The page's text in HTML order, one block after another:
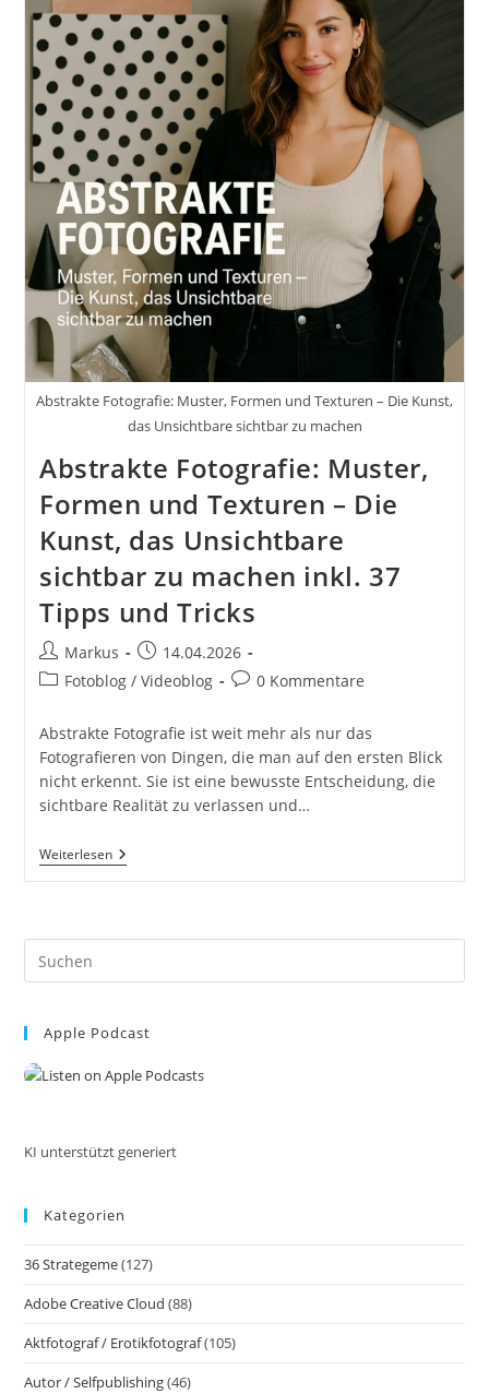
Für
DIY-
Fotoprojekte
Abstrakte Fotografie: Muster, Formen und Texturen – Die Kunst,
das Unsichtbare sichtbar zu machen
Abstrakte Fotografie: Muster,
Formen und Texturen – Die
Kunst, das Unsichtbare
sichtbar zu machen inkl. 37
Tipps und Tricks
Beitrags-
Autor:
Markus
Beitrag
veröffentlicht:
14.04.2026
Beitrags-
Fotoblog / Videoblog
Beitrags-
0 Kommentare
Abstrakte Fotografie ist weit mehr als nur das
Fotografieren von Dingen, die man auf den ersten Blick
nicht erkennt. Sie ist eine bewusste Entscheidung, die
sichtbare Realität zu verlassen und…
WeiterlesenAbstrakte
Fotografie:
Texturen
Die
Unsichtbare
Machen
Und
Apple Podcast
KI unterstützt generiert
Kategorien
36 Strategeme(127)
Adobe Creative Cloud (88)
Aktfotograf / Erotikfotograf(105)
Autor / Selfpublishing(46)